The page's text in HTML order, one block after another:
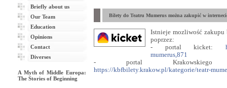
Briefly about us
Our Team
Education
Opinions
Contact
Diverses
A Myth of Middle Europa:
The Stories of Beginning
Bilety do Teatru Mumerus można zakupić w
Istnieje mozliwość zakupu
poprzez:
- portal kicket:
mumerus,871
- portal Krakowskiego
https://kbfbilety.krakow.pl/kategorie/teatr-